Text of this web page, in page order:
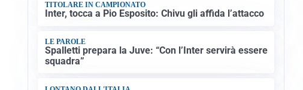
TITOLARE IN CAMPIONATO
Inter, tocca a Pio Esposito: Chivu gli affida l’attacco
LE PAROLE
Spalletti prepara la Juve: “Con l’Inter servirà essere
squadra”